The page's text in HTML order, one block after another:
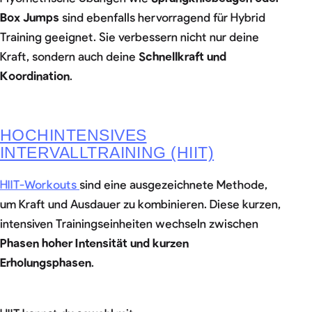
Box Jumps sind ebenfalls hervorragend für Hybrid
Training geeignet. Sie verbessern nicht nur deine
Kraft, sondern auch deine Schnellkraft und
Koordination.
HOCHINTENSIVES
INTERVALLTRAINING (HIIT)
HIIT-Workouts sind eine ausgezeichnete Methode,
um Kraft und Ausdauer zu kombinieren. Diese kurzen,
intensiven Trainingseinheiten wechseln zwischen
Phasen hoher Intensität und kurzen
Erholungsphasen.